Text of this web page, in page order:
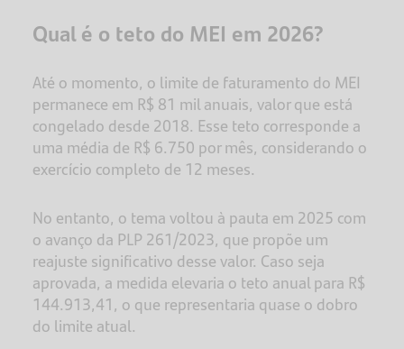
Qual é o teto do MEI em 2026?
Até o momento, o limite de faturamento do MEI
permanece em R$ 81 mil anuais, valor que está
congelado desde 2018. Esse teto corresponde a
uma média de R$ 6.750 por mês, considerando o
exercício completo de 12 meses.
No entanto, o tema voltou à pauta em 2025 com
o avanço da PLP 261/2023, que propõe um
reajuste significativo desse valor. Caso seja
aprovada, a medida elevaria o teto anual para R$
144.913,41, o que representaria quase o dobro
do limite atual.